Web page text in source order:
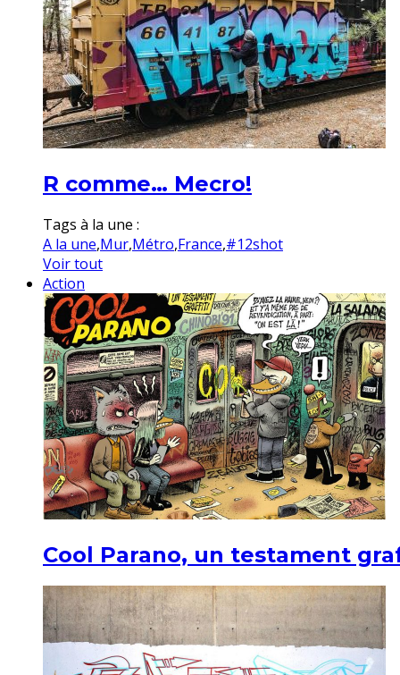
R comme… Mecro!
Tags à la une :
A la une,Mur,Métro,France,#12shot
Voir tout
Action
Cool Parano, un testament